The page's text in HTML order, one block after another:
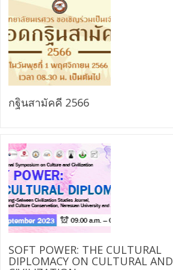
กฐินสามัคคี 2566
SOFT POWER: THE CULTURAL
DIPLOMACY ON CULTURAL AND